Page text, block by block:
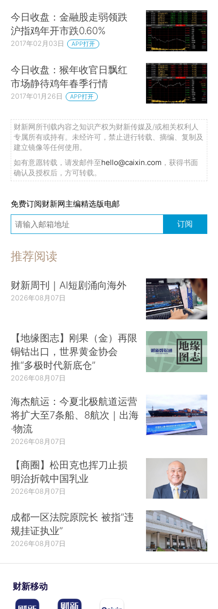
今日收盘：金融股走弱领跌
沪指鸡年开市跌0.60%
2017年02月03日 APP打开
今日收盘：猴年收官日飘红
市场静待鸡年春季行情
2017年01月26日 APP打开
财新网所刊载内容之知识产权为财新传媒及/或相关权利人
专属所有或持有。未经许可，禁止进行转载、摘编、复制及
建立镜像等任何使用。
如有意愿转载，请发邮件至hello@caixin.com ，获得书面
确认及授权后，方可转载。
免费订阅财新网主编精选版电邮
订阅
推荐阅读
财新周刊｜AI短剧涌向海外
2026年08月07日
【地缘图志】刚果（金）再限
铜钴出口，世界黄金协会
推“多极时代新底仓”
2026年08月07日
海杰航运：今夏北极航道运营
将扩大至7条船、8航次｜出海
·物流
2026年08月07日
【商圈】松田克也挥刀止损
明治折戟中国乳业
2026年08月07日
成都一区法院原院长 被指“违
规挂证执业”
2026年08月07日
财新移动